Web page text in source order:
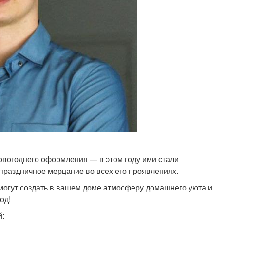
оформления — в этом году ими стали
мерцание во всех его проявлениях.
создать в вашем доме атмосферу домашнего уюта и